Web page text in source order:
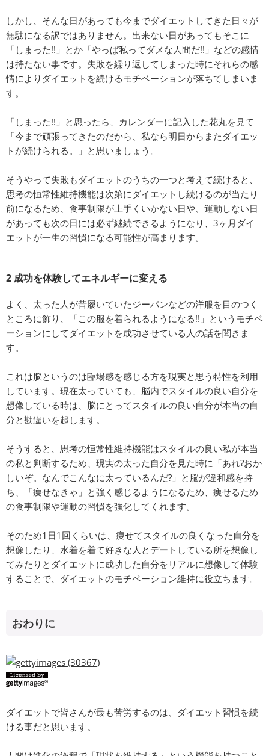
しかし、そんな日があっても今までダイエットしてきた日々が
無駄になる訳ではありません。出来ない日があってもそこに
「しまった!!」とか「やっぱ私ってダメな人間だ!!」などの感情
は持たない事です。失敗を繰り返してしまった時にそれらの感
情によりダイエットを続けるモチベーションが落ちてしまいま
す。
「しまった!!」と思ったら、カレンダーに記入した花丸を見て
「今まで頑張ってきたのだから、私なら明日からまたダイエッ
トが続けられる。」と思いましょう。
そうやって失敗もダイエットのうちの一つと考えて続けると、
思考の恒常性維持機能は次第にダイエットし続けるのが当たり
前になるため、食事制限が上手くいかない日や、運動しない日
があっても次の日には必ず継続できるようになり、3ヶ月ダイ
エットが一生の習慣になる可能性が高まります。
2 成功を体験してエネルギーに変える
よく、太った人が昔履いていたジーパンなどの洋服を目のつく
ところに飾り、「この服を着られるようになる!!」というモチベ
ーションにしてダイエットを成功させている人の話を聞きま
す。
これは脳というのは臨場感を感じる方を現実と思う特性を利用
しています。現在太っていても、脳内でスタイルの良い自分を
想像している時は、脳にとってスタイルの良い自分が本当の自
分と勘違いを起します。
そうすると、思考の恒常性維持機能はスタイルの良い私が本当
の私と判断するため、現実の太った自分を見た時に「あれ?おか
しいぞ。なんでこんなに太っているんだ?」と脳が違和感を持
ち、「痩せなきゃ」と強く感じるようになるため、痩せるため
の食事制限や運動の習慣を強化してくれます。
そのため1日1回くらいは、痩せてスタイルの良くなった自分を
想像したり、水着を着て好きな人とデートしている所を想像し
てみたりとダイエットに成功した自分をリアルに想像して体験
することで、ダイエットのモチベーション維持に役立ちます。
おわりに
ダイエットで皆さんが最も苦労するのは、ダイエット習慣を続
ける事だと思います。